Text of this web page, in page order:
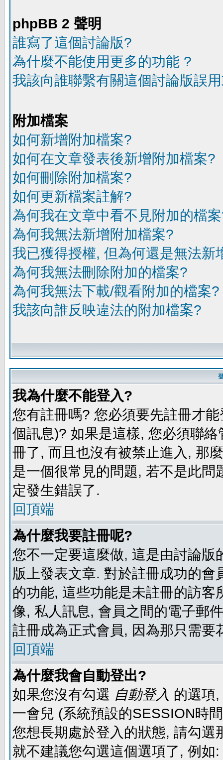
phpBB 2 聲明
誰寫了這個討論版?
為什麼不能使用更多的功能 ?
我該向誰聯繫有關這個討論版誤
附加檔案
如何新增附加檔案?
如何在文章發表後新增附加檔案?
如何刪除附加檔案?
如何更新檔案註解?
為何我在文章中看不見附加的檔
為何我無法新增附加檔案?
我已獲得授權, 但為何還是無法新
為何我無法刪除附加的檔案?
為何我無法下載/觀看附加的檔案?
我該向誰反映違法的附加檔案?
我為什麼不能登入?
您有註冊嗎? 您必須要先註冊才
個訊息)? 如果是這樣, 您必須聯
冊了, 而且也沒有被禁止進入, 那
是一個很常見的問題, 若不是此
定發生錯誤了.
回頂端
為什麼我要註冊呢?
您不一定要這麼做, 這是由討論
版上發表文章. 對於註冊成功的
的功能, 這些功能是未註冊的訪
像, 私人訊息, 會員之間的電子郵
註冊成為正式會員, 因為那只需要
回頂端
為什麼我會自動登出?
如果您沒有勾選 自動登入 的選項
一會兒 (系統預設的SESSION時
您想長期處於登入的狀態, 請勾
就不建議您勾選這個選項了, 例